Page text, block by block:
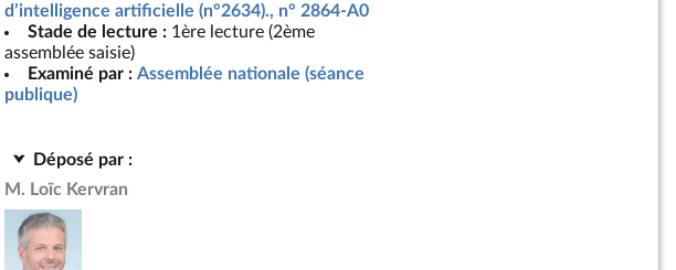
dépôt
d’intelligence artificielle (n°2634)., n° 2864-A0
Stade de lecture : 1ère lecture (2ème
assemblée saisie)
Examiné par : Assemblée nationale (séance
publique)
Déposé par :
M. Loïc Kervran